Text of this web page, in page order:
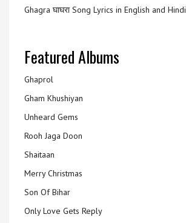
Ghagra घाघरा Song Lyrics in English and Hindi
Featured Albums
Ghaprol
Gham Khushiyan
Unheard Gems
Rooh Jaga Doon
Shaitaan
Merry Christmas
Son Of Bihar
Only Love Gets Reply